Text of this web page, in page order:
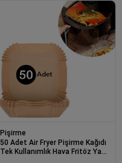
Pişirme
50 Adet Air Fryer Pişirme Kağıdı
Tek Kullanımlık Hava Fritöz Yağ